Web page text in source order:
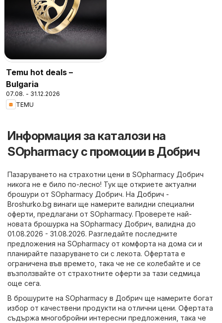
Temu hot deals –
Bulgaria
07.08. - 31.12.2026
TEMU
Информация за каталози на
SOpharmacy с промоции в Добрич
Пазаруването на страхотни цени в SOpharmacy Добрич
никога не е било по-лесно! Тук ще откриете актуални
брошури от SOpharmacy Добрич. На Добрич -
Broshurko.bg винаги ще намерите валидни специални
оферти, предлагани от SOpharmacy. Проверете най-
новата брошурка на SOpharmacy Добрич, валидна до
01.08.2026 - 31.08.2026. Разгледайте последните
предложения на SOpharmacy от комфорта на дома си и
планирайте пазаруването си с лекота. Офертата е
ограничена във времето, така че не се колебайте и се
възползвайте от страхотните оферти за тази седмица
още сега.
В брошурите на SOpharmacy в Добрич ще намерите богат
избор от качествени продукти на отлични цени. Офертата
съдържа многобройни интересни предложения, така че